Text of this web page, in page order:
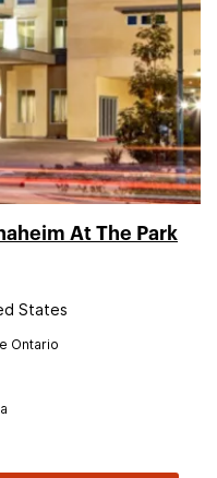
At The Park
States
Ontario